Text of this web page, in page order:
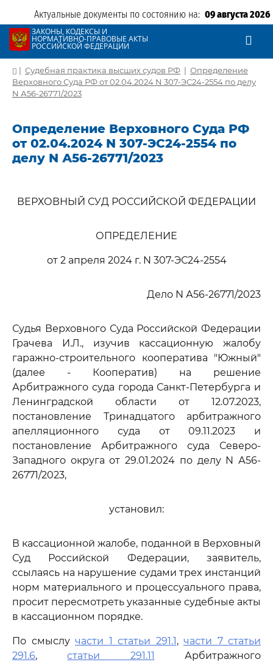
Актуальные документы по состоянию на: 09 августа 2026
ЗАКОНЫ, КОДЕКСЫ И
НОРМАТИВНО-ПРАВОВЫЕ АКТЫ
РОССИЙСКОЙ ФЕДЕРАЦИИ
| Судебная практика высших судов РФ | Определение
Верховного Суда РФ от 02.04.2024 N 307-ЭС24-2554 по делу
N А56-26771/2023
Определение Верховного Суда РФ
от 02.04.2024 N 307-ЭС24-2554 по
делу N А56-26771/2023
ВЕРХОВНЫЙ СУД РОССИЙСКОЙ ФЕДЕРАЦИИ
ОПРЕДЕЛЕНИЕ
от 2 апреля 2024 г. N 307-ЭС24-2554
Дело N А56-26771/2023
Судья Верховного Суда Российской Федерации
Грачева И.Л., изучив кассационную жалобу
гаражно-строительного кооператива "Южный"
(далее - Кооператив) на решение
Арбитражного суда города Санкт-Петербурга и
Ленинградской области от 12.07.2023,
постановление Тринадцатого арбитражного
апелляционного суда от 09.11.2023 и
постановление Арбитражного суда Северо-
Западного округа от 29.01.2024 по делу N А56-
26771/2023,
установил:
В кассационной жалобе, поданной в Верховный
Суд Российской Федерации, заявитель,
ссылаясь на нарушение судами трех инстанций
норм материального и процессуального права,
просит пересмотреть указанные судебные акты
в кассационном порядке.
По смыслу части 1 статьи 291.1, части 7 статьи
291.6,статьи 291.11 Арбитражного